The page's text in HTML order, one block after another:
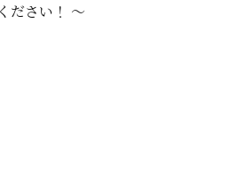
ださい！ 〜